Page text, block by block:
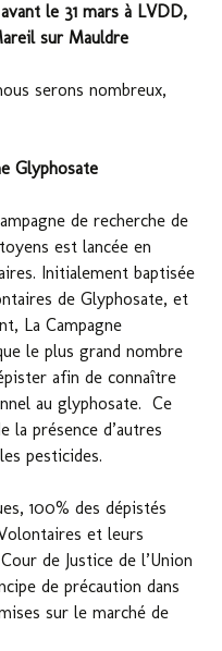
le 31 mars à LVDD,
sur Mauldre
serons nombreux,
Glyphosate
de recherche de
est lancée en
Initialement baptisée
de Glyphosate, et
La Campagne
le plus grand nombre
afin de connaître
au glyphosate. Ce
la présence d’autres
pesticides.
100% des dépistés
et leurs
de Justice de l’Union
de précaution dans
sur le marché de